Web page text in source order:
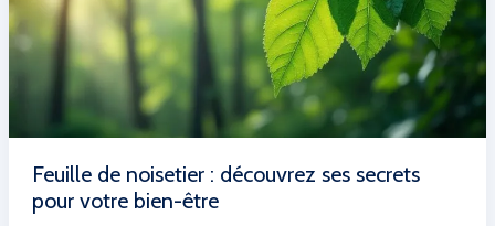
le
bien-
la
biodiversité
Feuille de noisetier : découvrez ses secrets
pour votre bien-être